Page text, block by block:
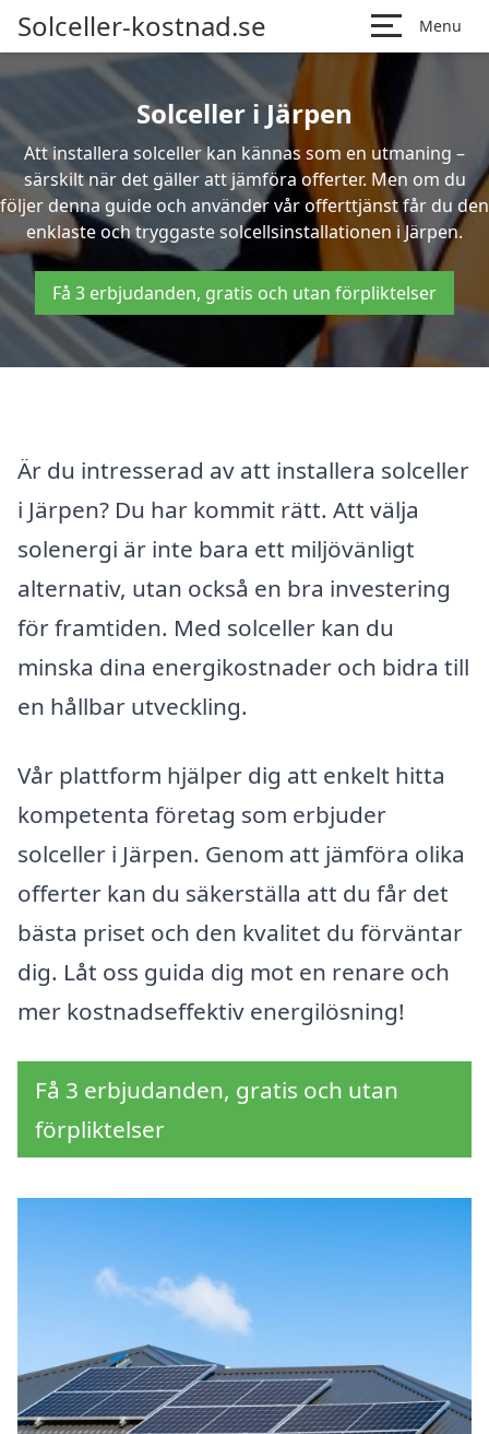
Solceller-kostnad.se Menu
Solceller i Järpen
Att installera solceller kan kännas som en utmaning –
särskilt när det gäller att jämföra offerter. Men om du
följer denna guide och använder vår offerttjänst får du den
enklaste och tryggaste solcellsinstallationen i Järpen.
Få 3 erbjudanden, gratis och utan förpliktelser
Är du intresserad av att installera solceller
i Järpen? Du har kommit rätt. Att välja
solenergi är inte bara ett miljövänligt
alternativ, utan också en bra investering
för framtiden. Med solceller kan du
minska dina energikostnader och bidra till
en hållbar utveckling.
Vår plattform hjälper dig att enkelt hitta
kompetenta företag som erbjuder
solceller i Järpen. Genom att jämföra olika
offerter kan du säkerställa att du får det
bästa priset och den kvalitet du förväntar
dig. Låt oss guida dig mot en renare och
mer kostnadseffektiv energilösning!
Få 3 erbjudanden, gratis och utan
förpliktelser